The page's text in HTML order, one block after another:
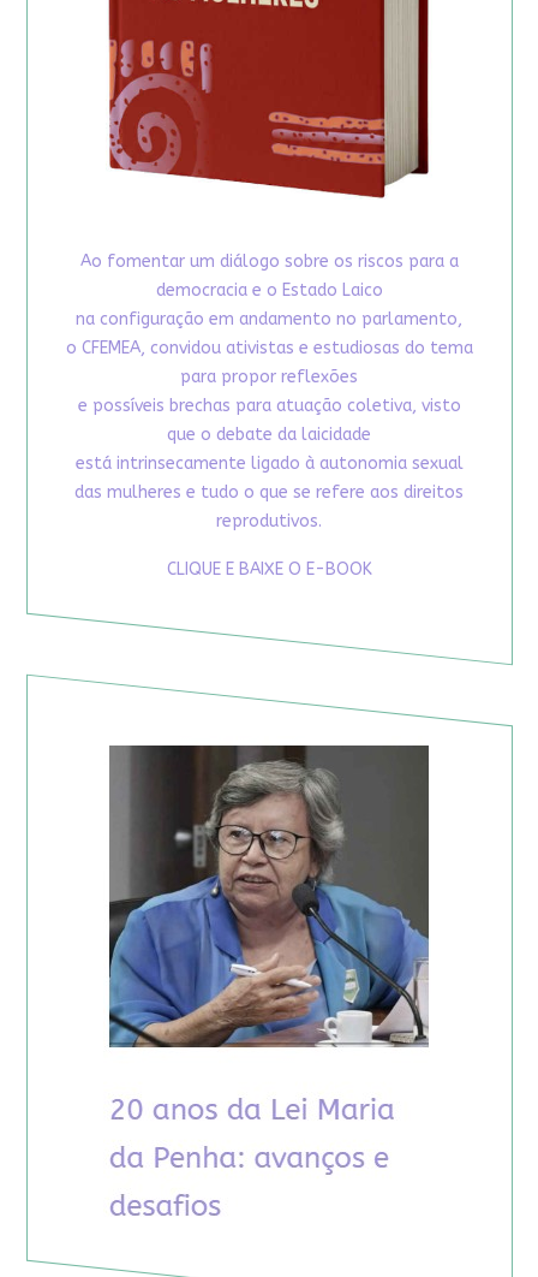
Ao fomentar um diálogo sobre os riscos para a
democracia e o Estado Laico
na configuração em andamento no parlamento,
o CFEMEA, convidou ativistas e estudiosas do tema
para propor reflexões
e possíveis brechas para atuação coletiva, visto
que o debate da laicidade
está intrinsecamente ligado à autonomia sexual
das mulheres e tudo o que se refere aos direitos
reprodutivos.
CLIQUE E BAIXE O E-BOOK